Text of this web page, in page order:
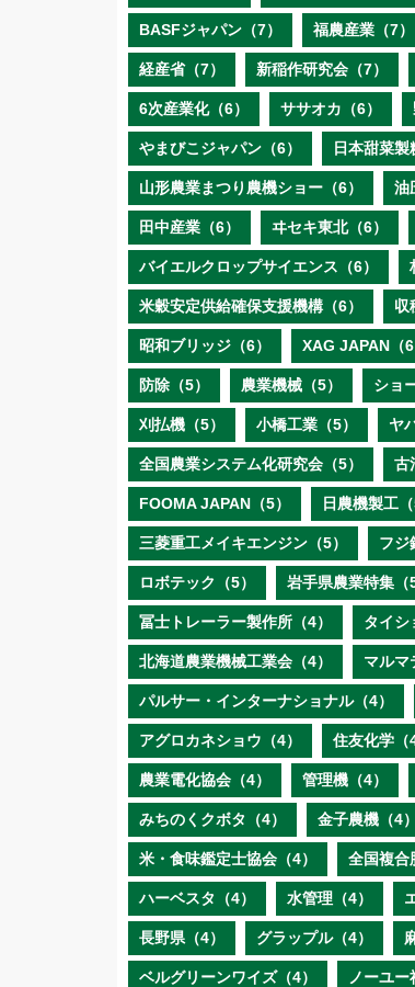
BASFジャパン（7） 福農産業（7）
経産省（7） 新稲作研究会（7）
6次産業化（6） ササオカ（6）
やまびこジャパン（6） 日本甜菜製
山形農業まつり農機ショー（6） 油
田中産業（6） ヰセキ東北（6）
バイエルクロップサイエンス（6）
米穀安定供給確保支援機構（6） 収
昭和ブリッジ（6） XAG JAPAN（6
防除（5） 農業機械（5） ショ
刈払機（5） 小橋工業（5） ヤ
全国農業システム化研究会（5） 古
FOOMA JAPAN（5） 日農機製工（
三菱重工メイキエンジン（5） フジ
ロボテック（5） 岩手県農業特集（5
冨士トレーラー製作所（4） タイシ
北海道農業機械工業会（4） マルマ
パルサー・インターナショナル（4）
アグロカネショウ（4） 住友化学（4
農業電化協会（4） 管理機（4）
みちのくクボタ（4） 金子農機（4）
米・食味鑑定士協会（4） 全国複合
ハーベスタ（4） 水管理（4）
長野県（4） グラップル（4）
ベルグリーンワイズ（4） ノーユー